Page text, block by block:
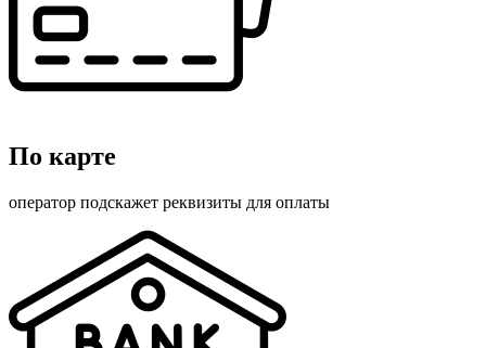
По карте
оператор подскажет реквизиты для оплаты